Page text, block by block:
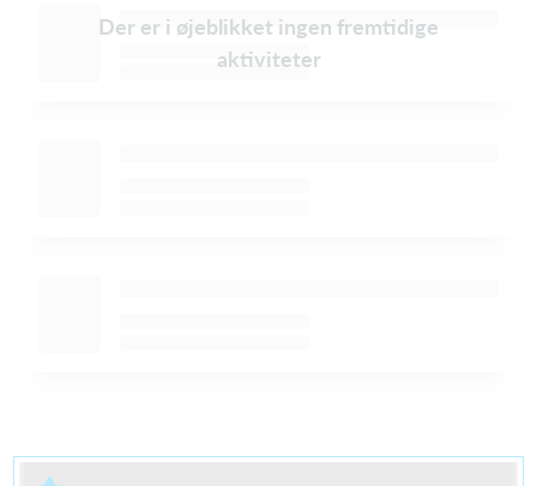
Der er i øjeblikket ingen fremtidige
aktiviteter